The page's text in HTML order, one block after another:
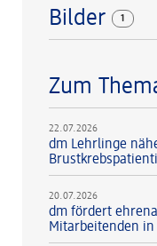
Bilder 1
Zum
22.07.2026
dm Lehrlinge
20.07.2026
dm fördert
Mitarbeitenden